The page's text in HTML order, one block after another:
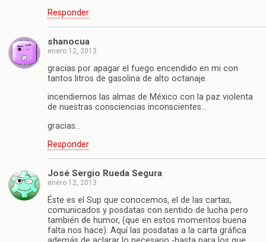
Responder
shanocua
enero 12, 2013
gracias por apagar el fuego encendido en mi con
tantos litros de gasolina de alto octanaje.
incendiemos las almas de México con la paz violenta
de nuestras consciencias inconscientes…
gracias…
Responder
José Sergio Rueda Segura
enero 12, 2013
Éste es el Sup que conocemos, el de las cartas,
comunicados y posdatas con sentido de lucha pero
también de humor, (que en estos momentos buena
falta nos hace). Aquí las posdatas a la carta gráfica